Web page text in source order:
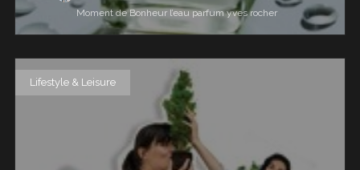
Moment de Bonheur l’eau parfum yves rocher
Lifestyle & Leisure